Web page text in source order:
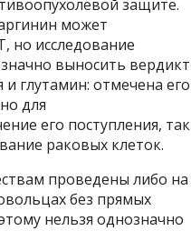
защите.
может
но исследование
выносить вердикт
глутамин: отмечена его
для
его поступления, так
раковых клеток.
проведены либо на
без прямых
нельзя однозначно